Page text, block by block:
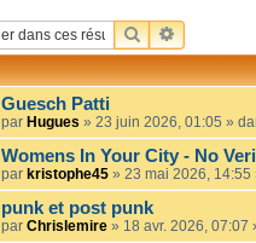
RECHERCHER
Guesch Patti
par Hugues » 23 juin 2026, 01:05 »
Womens In Your City - No
par kristophe45 » 23 mai 2026, 14:55
punk et post punk
par Chrislemire » 18 avr. 2026, 07:07